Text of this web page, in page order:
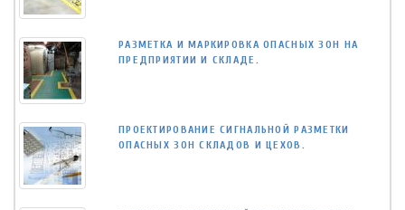
РАЗМЕТКА И МАРКИРОВКА ОПАСНЫХ ЗОН НА
ПРЕДПРИЯТИИ И СКЛАДЕ.
ПРОЕКТИРОВАНИЕ СИГНАЛЬНОЙ РАЗМЕТКИ
ОПАСНЫХ ЗОН СКЛАДОВ И ЦЕХОВ.